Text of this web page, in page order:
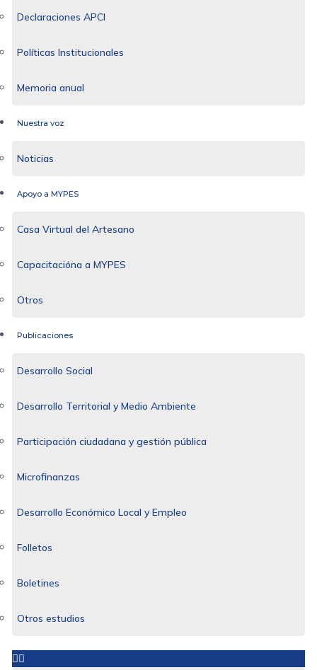
Declaraciones APCI
Políticas Institucionales
Memoria anual
Nuestra voz
Noticias
Apoyo a MYPES
Casa Virtual del Artesano
Capacitacióna a MYPES
Otros
Publicaciones
Desarrollo Social
Desarrollo Territorial y Medio Ambiente
Participación ciudadana y gestión pública
Microfinanzas
Desarrollo Económico Local y Empleo
Folletos
Boletines
Otros estudios